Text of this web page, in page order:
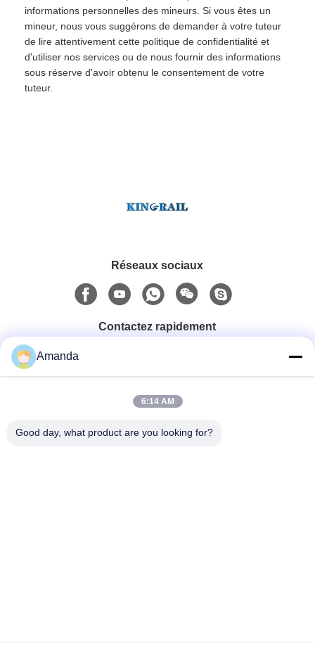
informations personnelles des mineurs. Si vous êtes un
mineur, nous vous suggérons de demander à votre tuteur
de lire attentivement cette politique de confidentialité et
d'utiliser nos services ou de nous fournir des informations
sous réserve d'avoir obtenu le consentement de votre
tuteur.
Réseaux sociaux
Contactez rapidement
0086-15556982932
Email
Amanda
6:14 AM
Good day, what product are you looking for?